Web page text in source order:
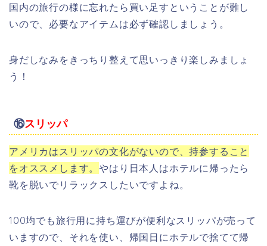
国内の旅行の様に忘れたら買い足すということが難し
いので、必要なアイテムは必ず確認しましょう。
身だしなみをきっちり整えて思いっきり楽しみましょ
う！
⑯スリッパ
アメリカはスリッパの文化がないので、持参すること
をオススメします。やはり日本人はホテルに帰ったら
靴を脱いでリラックスしたいですよね。
100均でも旅行用に持ち運びが便利なスリッパが売って
いますので、それを使い、帰国日にホテルで捨てて帰